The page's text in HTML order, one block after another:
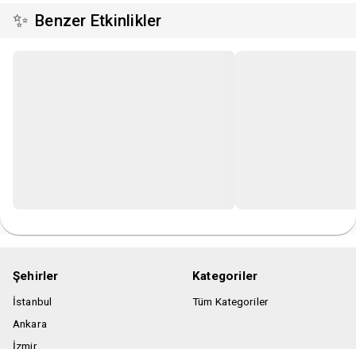
✨ Benzer Etkinlikler
Şehirler
İstanbul
Ankara
İzmir
Kategoriler
Tüm Kategoriler